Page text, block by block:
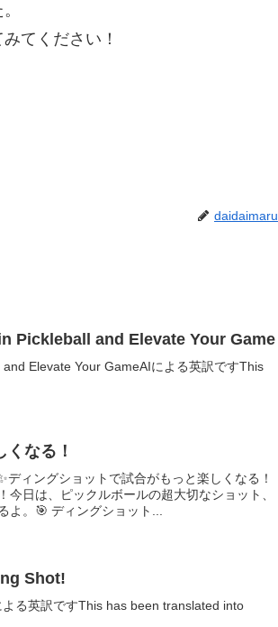
てください！
daidaimaru
Pickleball and Elevate Your Game
Elevate Your GameAIによる英訳ですThis
なる！
ィングショットで試合がもっと楽しくなる！
日は、ピックルボールの超大切なショット、
よ。🎯 ディングショット...
Shot!
る英訳ですThis has been translated into